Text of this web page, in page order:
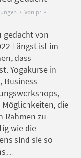
Von pr
gedacht von
Längst ist im
dass
Yogakurse in
Business-
die
Rahmen zu
wie die
sind sie so